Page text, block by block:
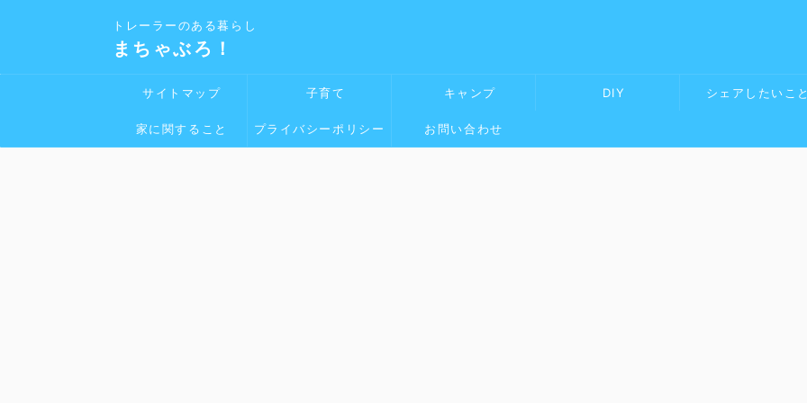
トレーラーのある暮らし
まちゃぶろ！
サイトマップ 子育て キャンプ DIY シェアしたいこと
家に関すること プライバシーポリシー お問い合わせ